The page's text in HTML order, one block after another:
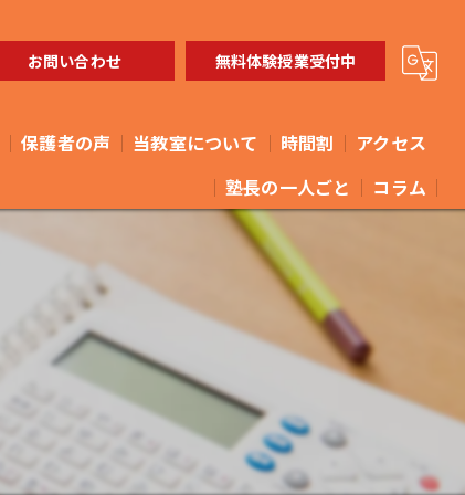
お問い合わせ 無料体験授業受付中
保護者の声 当教室について
体験
時間割 アクセス
やまなみ進学教室 馬橋教室
やまなみ進学教室 矢切教室
塾長の一人ごと コラム